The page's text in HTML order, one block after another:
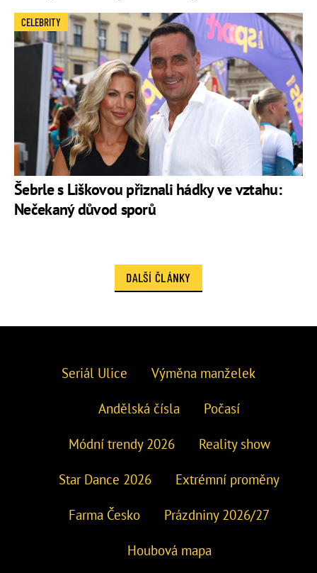
Šebrle s Liškovou přiznali hádky ve vztahu:
Nečekaný důvod sporů
CELEBRITY
DALŠÍ ČLÁNKY
Seriál Ulice Výměna manželek
Andělská čísla Počasí
Módní trendy 2026 Reality show
Star Dance 2026 Extrémní proměny
Farma Česko Prázdniny 2026/27
Houbová mapa